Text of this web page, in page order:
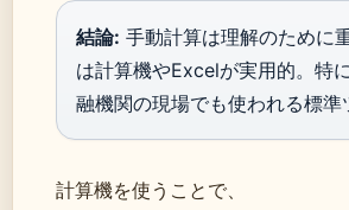
結論: 手動計算は理解のために
は計算機やExcelが実用的。特
融機関の現場でも使われる標準
計算機を使うことで、